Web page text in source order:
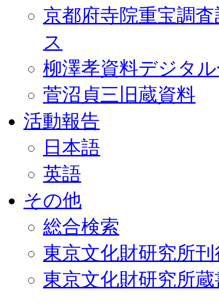
京都府寺院重宝調
ス
柳澤孝資料デジタ
菅沼貞三旧蔵資料
活動報告
日本語
英語
その他
総合検索
東京文化財研究所
東京文化財研究所